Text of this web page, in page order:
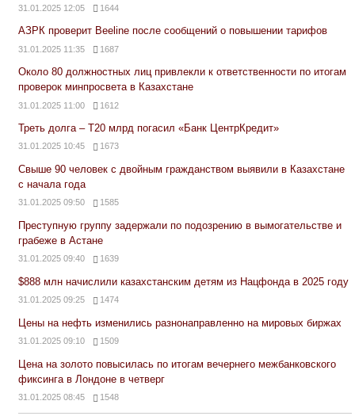
31.01.2025 12:05 1644
АЗРК проверит Beeline после сообщений о повышении тарифов
31.01.2025 11:35 1687
Около 80 должностных лиц привлекли к ответственности по итогам
проверок минпросвета в Казахстане
31.01.2025 11:00 1612
Треть долга – Т20 млрд погасил «Банк ЦентрКредит»
31.01.2025 10:45 1673
Свыше 90 человек с двойным гражданством выявили в Казахстане
с начала года
31.01.2025 09:50 1585
Преступную группу задержали по подозрению в вымогательстве и
грабеже в Астане
31.01.2025 09:40 1639
$888 млн начислили казахстанским детям из Нацфонда в 2025 году
31.01.2025 09:25 1474
Цены на нефть изменились разнонаправленно на мировых биржах
31.01.2025 09:10 1509
Цена на золото повысилась по итогам вечернего межбанковского
фиксинга в Лондоне в четверг
31.01.2025 08:45 1548